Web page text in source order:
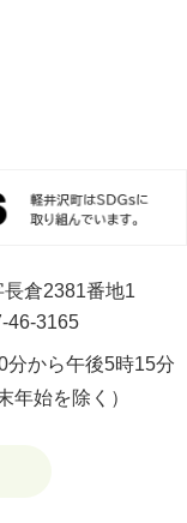
倉2381番地1
46-3165
分から午後5時15分
年始を除く）